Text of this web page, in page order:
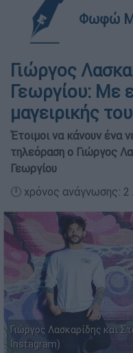
Φωφώ
Γιώργος
Γεωργίου: Με
μαγειρικής
Έτοιμοι να κάνουν ένα
τηλεόραση ο Γιώργος
Γεωργίου
🕛 χρόνος ανάγνωσης:
Γιώργος Λασκαρίδης και
Instagram)